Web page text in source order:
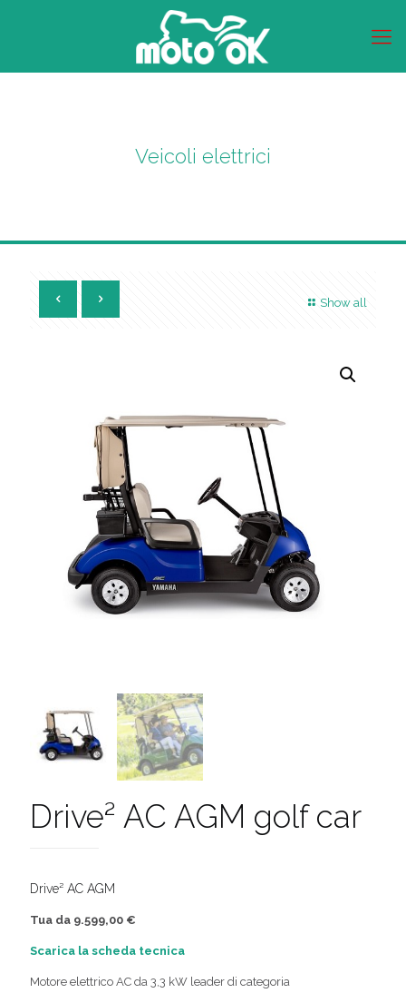
Veicoli elettrici
Show all
Drive² AC AGM golf car
Drive² AC AGM
Tua da 9.599,00 €
Scarica la scheda tecnica
Motore elettrico AC da 3,3 kW leader di categoria